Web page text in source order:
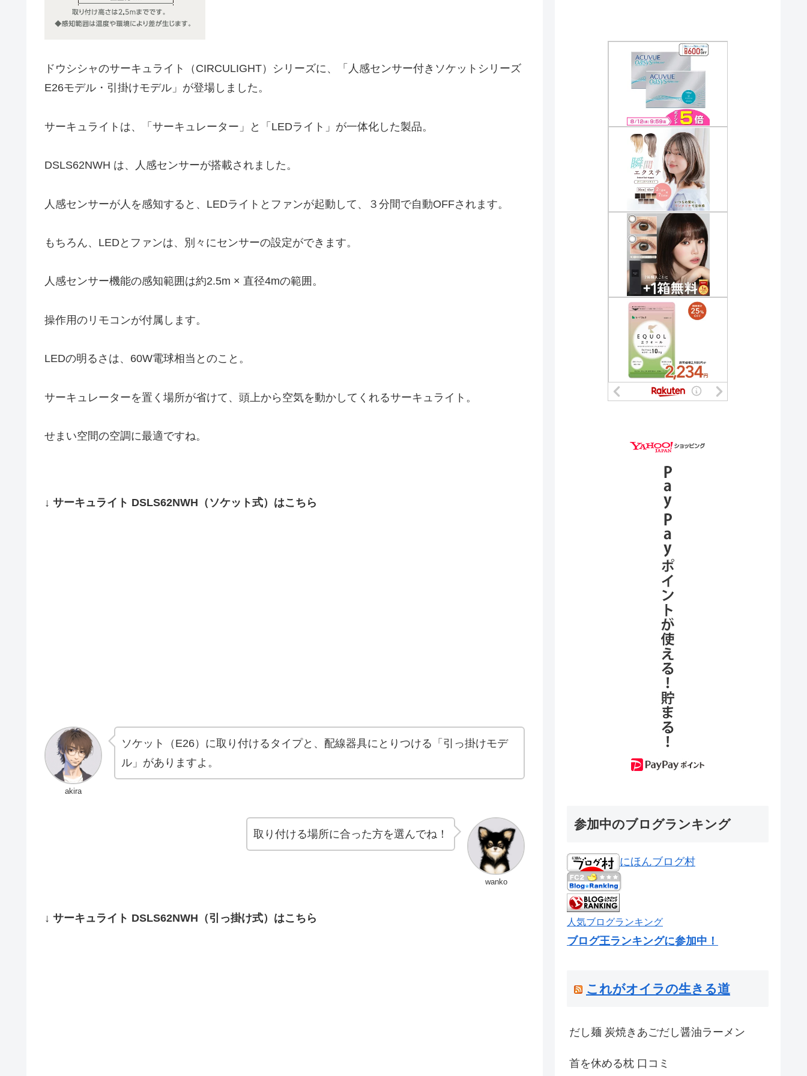
ドウシシャのサーキュライト（CIRCULIGHT）シリーズに、「人感センサー付きソケットシリーズ
E26モデル・引掛けモデル」が登場しました。
サーキュライトは、「サーキュレーター」と「LEDライト」が一体化した製品。
DSLS62NWH は、人感センサーが搭載されました。
人感センサーが人を感知すると、LEDライトとファンが起動して、３分間で自動OFFされます。
もちろん、LEDとファンは、別々にセンサーの設定ができます。
人感センサー機能の感知範囲は約2.5m × 直径4mの範囲。
操作用のリモコンが付属します。
LEDの明るさは、60W電球相当とのこと。
サーキュレーターを置く場所が省けて、頭上から空気を動かしてくれるサーキュライト。
せまい空間の空調に最適ですね。
↓ サーキュライト DSLS62NWH（ソケット式）はこちら
akira
ソケット（E26）に取り付けるタイプと、配線器具にとりつける「引っ掛けモデ
ル」がありますよ。
wanko
取り付ける場所に合った方を選んでね！
↓ サーキュライト DSLS62NWH（引っ掛け式）はこちら
参加中のブログランキング
にほんブログ村
人気ブログランキング
ブログ王ランキングに参加中！
これがオイラの生きる道
だし麺 炭焼きあごだし醤油ラーメン
首を休める枕 口コミ